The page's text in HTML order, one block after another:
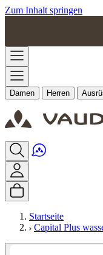
Zum Inhalt springen
Damen Herren
Startseite
Capital Plus